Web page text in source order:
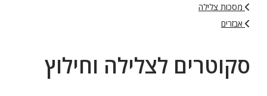
מסכות צלילה
אבזרים
סקוטרים לצלילה וחילוץ